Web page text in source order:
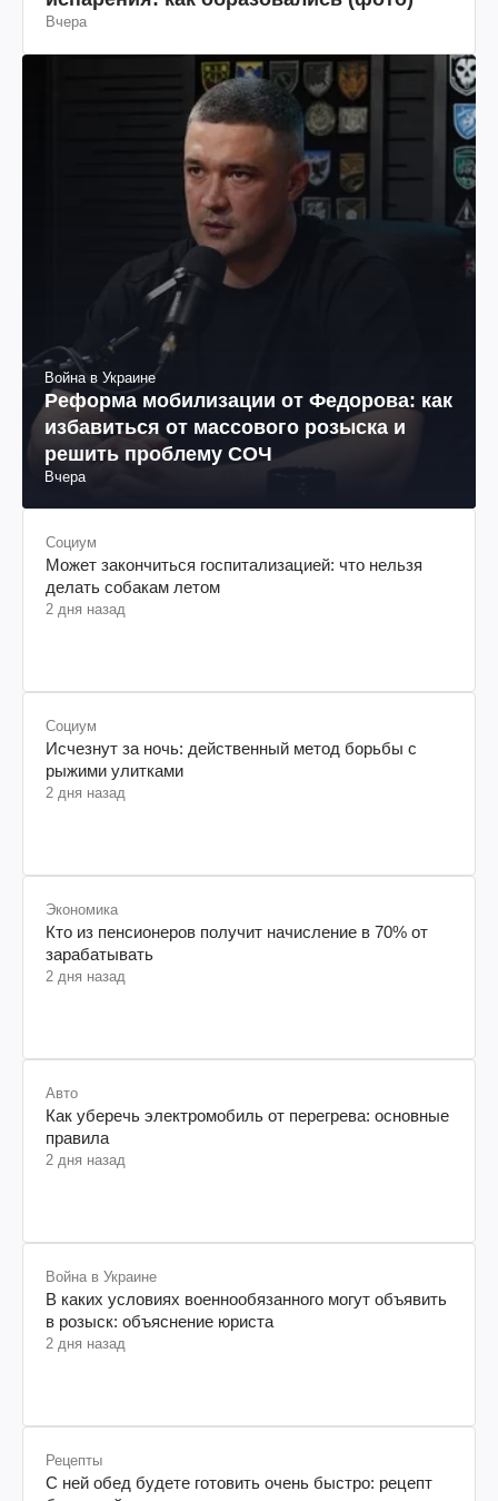
Вчера
Война в Украине
Реформа мобилизации от Федорова: как
избавиться от массового розыска и
решить проблему СОЧ
Вчера
Социум
Может закончиться госпитализацией: что нельзя
делать собакам летом
2 дня назад
Социум
Исчезнут за ночь: действенный метод борьбы с
рыжими улитками
2 дня назад
Экономика
Кто из пенсионеров получит начисление в 70% от
зарабатывать
2 дня назад
Авто
Как уберечь электромобиль от перегрева: основные
правила
2 дня назад
Война в Украине
В каких условиях военнообязанного могут объявить
в розыск: объяснение юриста
2 дня назад
Рецепты
С ней обед будете готовить очень быстро: рецепт